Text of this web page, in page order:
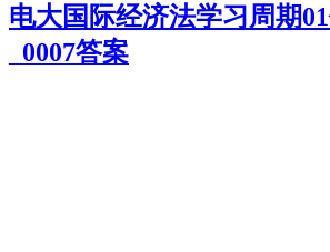
电大国际经济法学习周期
_0007答案